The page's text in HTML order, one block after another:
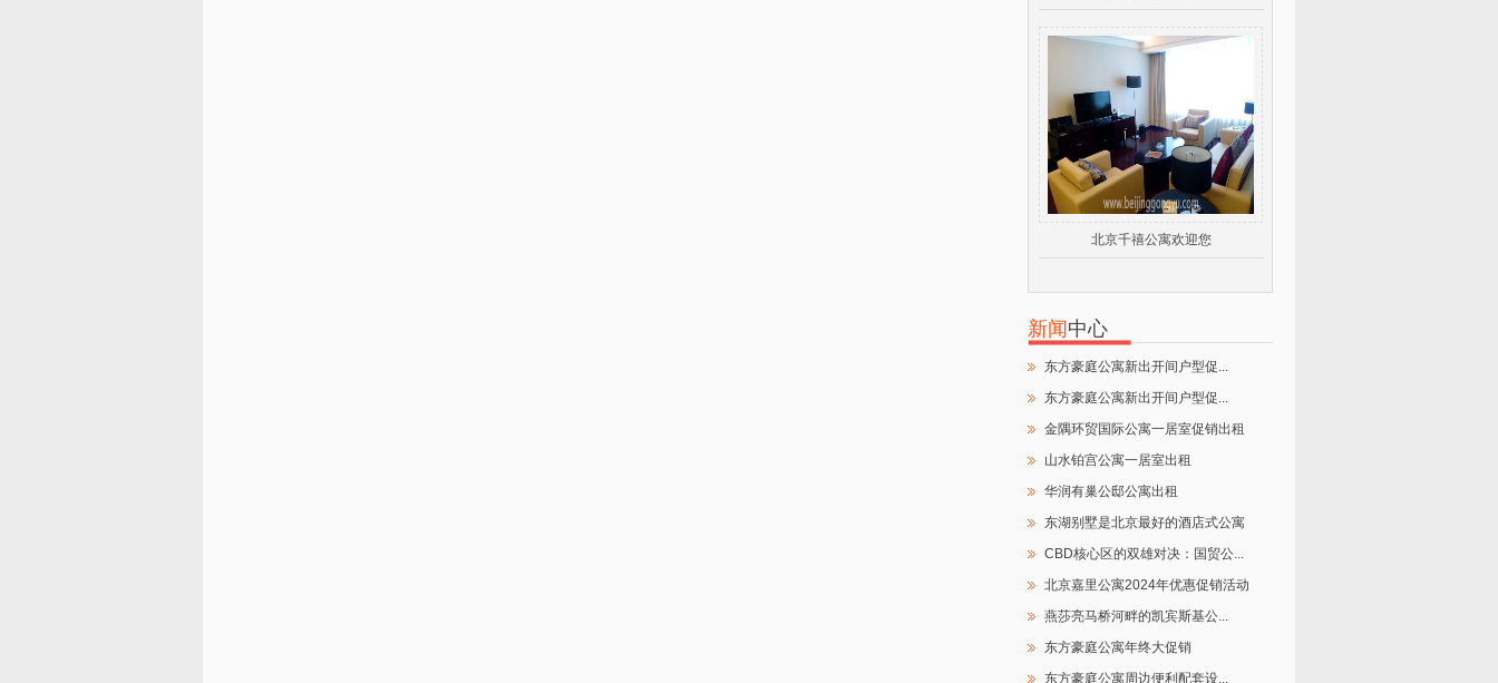
北京千禧公寓欢迎您
新闻 中心
东方豪庭公寓新出开间户型促...
东方豪庭公寓新出开间户型促...
金隅环贸国际公寓一居室促销出租
山水铂宫公寓一居室出租
华润有巢公邸公寓出租
东湖别墅是北京最好的酒店式公寓
CBD核心区的双雄对决：国贸公...
北京嘉里公寓2024年优惠促销活动
燕莎亮马桥河畔的凯宾斯基公...
东方豪庭公寓年终大促销
东方豪庭公寓周边便利配套设...